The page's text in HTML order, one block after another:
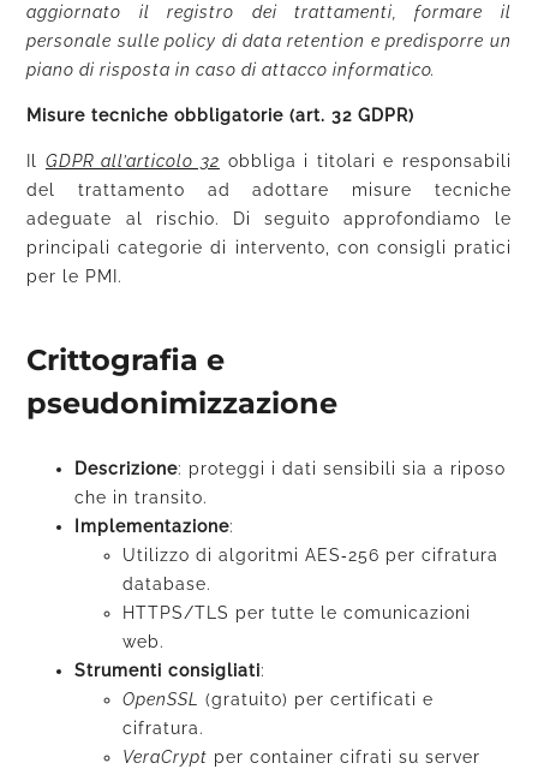
aggiornato il registro dei trattamenti, formare il
personale sulle policy di data retention e predisporre un
piano di risposta in caso di attacco informatico.
Misure tecniche obbligatorie (art. 32 GDPR)
GDPR all’articolo 32 obbliga i titolari e responsabili
del trattamento ad adottare misure tecniche
adeguate al rischio. Di seguito approfondiamo le
principali categorie di intervento, con consigli pratici
per le PMI.
Crittografia e
pseudonimizzazione
Descrizione: proteggi i dati sensibili sia a riposo
che in transito.
Implementazione:
Utilizzo di algoritmi AES‑256 per cifratura
database.
HTTPS/TLS per tutte le comunicazioni
web.
Strumenti consigliati:
OpenSSL
(gratuito) per certificati e
cifratura.
VeraCrypt per container cifrati su server